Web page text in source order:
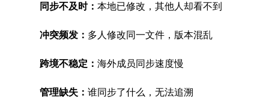
同步不及时：本地已修改，其他人却看不到
冲突频发： 多人修改同一文件，版本混乱
跨境不稳定：海外成员同步速度慢
管理缺失：谁同步了什么，无法追溯